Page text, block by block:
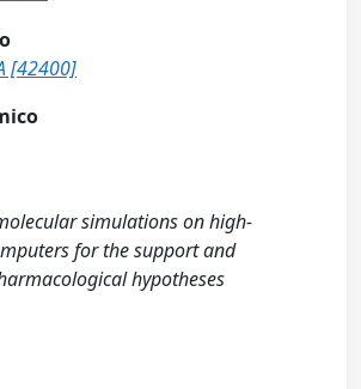
[42400]
simulations on high-
for the support and
hypotheses